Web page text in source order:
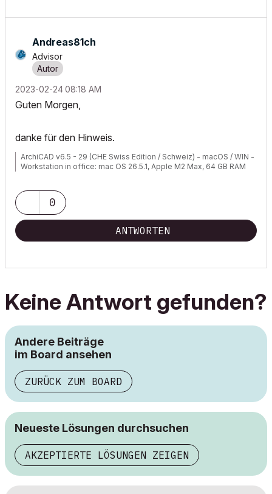
Andreas81ch
Advisor
‎2023-02-2408:18 AM
Guten Morgen,
danke für den Hinweis.
ArchiCAD v6.5 - 29 (CHE Swiss Edition / Schweiz) - macOS / WIN -
Workstation in office: mac OS 26.5.1, Apple M2 Max, 64 GB RAM
0
ANTWORTEN
Keine Antwort gefunden?
Andere Beiträge
im Board ansehen
ZURÜCK ZUM BOARD
Neueste Lösungen durchsuchen
AKZEPTIERTE LÖSUNGEN ZEIGEN